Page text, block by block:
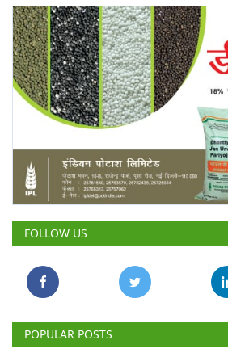
International
Rural Dialogue
Ground Report
Rural Connect
Gallery
National
Latest News
Agriculture Conclave and NACOF
Awards 2022
FOLLOW US
POPULAR POSTS